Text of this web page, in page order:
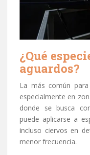
¿Qué
aguardos?
La más común
especialmente en
donde se busca
puede aplicarse a
incluso ciervos en
menor frecuencia.